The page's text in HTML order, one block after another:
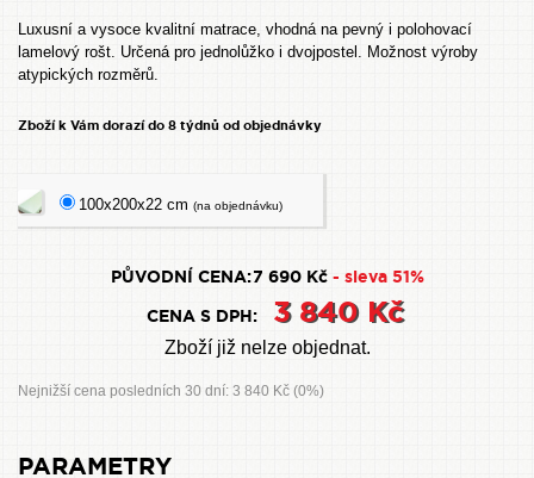
Luxusní a vysoce kvalitní matrace, vhodná na pevný i polohovací
lamelový rošt. Určená pro jednolůžko i dvojpostel. Možnost výroby
atypických rozměrů.
Zboží k Vám dorazí do 8 týdnů od objednávky
100x200x22 cm (na objednávku)
PŮVODNÍ CENA:7 690 Kč - sleva 51%
CENA S DPH:
3 840 Kč
Zboží již nelze objednat.
Nejnižší cena posledních 30 dní: 3 840 Kč (0%)
PARAMETRY